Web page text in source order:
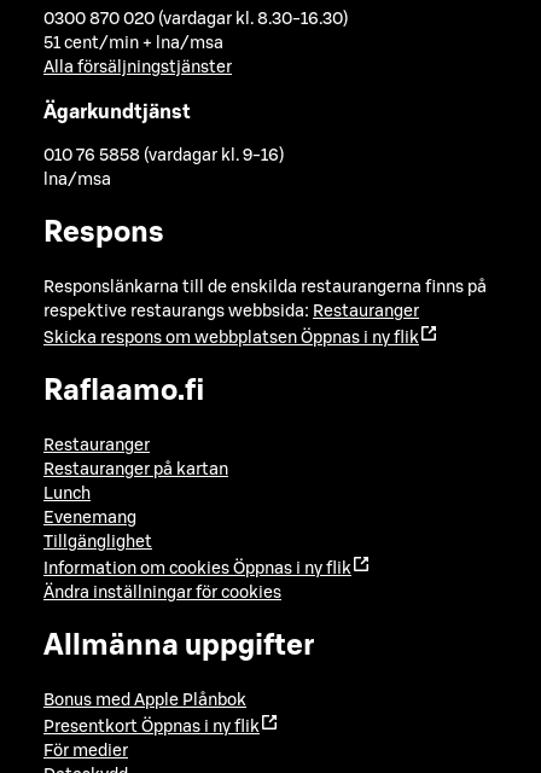
0300 870 020 (vardagar kl. 8.30-16.30)
51 cent/min + lna/msa
Alla försäljningstjänster
Ägarkundtjänst
010 76 5858 (vardagar kl. 9-16)
lna/msa
Respons
Responslänkarna till de enskilda restaurangerna finns på
respektive restaurangs webbsida: Restauranger
Skicka respons om webbplatsen Öppnas i ny flik
Raflaamo.fi
Restauranger
Restauranger på kartan
Lunch
Evenemang
Tillgänglighet
Information om cookies Öppnas i ny flik
Ändra inställningar för cookies
Allmänna uppgifter
Bonus med Apple Plånbok
Presentkort Öppnas i ny flik
För medier